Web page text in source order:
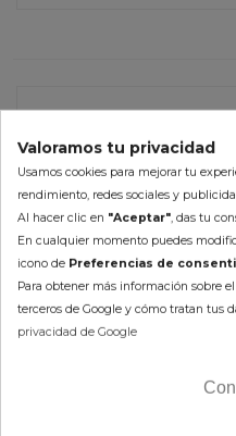
Frontal MAIER Yamaha
Valoramos tu privacidad
Usamos cookies para mejorar tu
rendimiento, redes sociales y
Al hacer clic en "Aceptar", das tu
En cualquier momento puedes
icono de Preferencias de
Para obtener más información sobre
terceros de Google y cómo tratan tus
privacidad de Google